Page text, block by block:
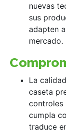
nuevas
sus
adapten
mercado.
La
caseta
controles
cumpla
traduce